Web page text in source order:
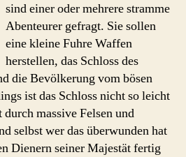
sind einer oder mehrere stramme
Abenteurer gefragt. Sie sollen
eine kleine Fuhre Waffen
herstellen, das Schloss des
die Bevölkerung vom bösen
ist das Schloss nicht so leicht
massive Felsen und
selbst wer das überwunden hat
Dienern seiner Majestät fertig